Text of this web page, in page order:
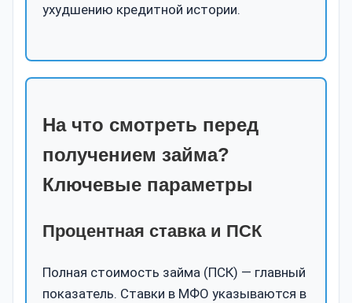
ухудшению кредитной истории.
На что смотреть перед
получением займа?
Ключевые параметры
Процентная ставка и ПСК
Полная стоимость займа (ПСК) — главный
показатель. Ставки в МФО указываются в